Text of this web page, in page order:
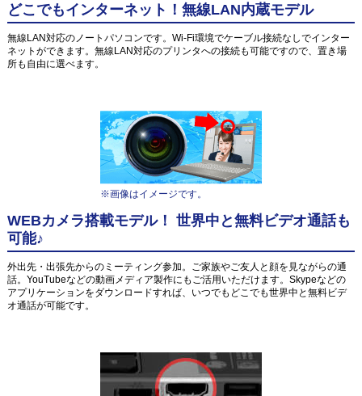
どこでもインターネット！無線LAN内蔵モデル
無線LAN対応のノートパソコンです。Wi-Fi環境でケーブル接続なしでインター
ネットができます。無線LAN対応のプリンタへの接続も可能ですので、置き場
所も自由に選べます。
※画像はイメージです。
WEBカメラ搭載モデル！ 世界中と無料ビデオ通話も
可能♪
外出先・出張先からのミーティング参加。ご家族やご友人と顔を見ながらの通
話。YouTubeなどの動画メディア製作にもご活用いただけます。Skypeなどの
アプリケーションをダウンロードすれば、いつでもどこでも世界中と無料ビデ
オ通話が可能です。